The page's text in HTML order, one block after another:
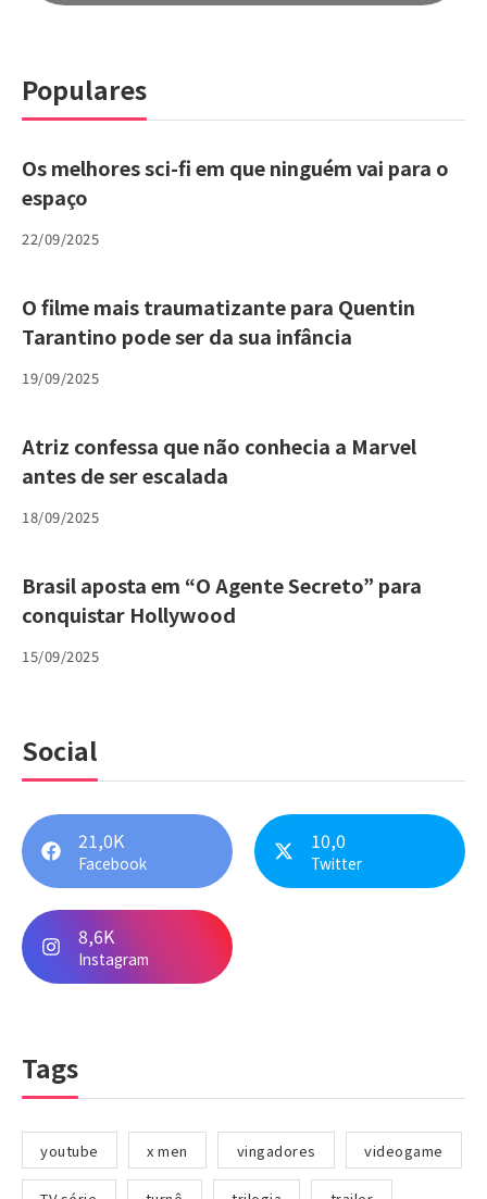
Populares
Os melhores sci-fi em que ninguém vai para o
espaço
22/09/2025
O filme mais traumatizante para Quentin
Tarantino pode ser da sua infância
19/09/2025
Atriz confessa que não conhecia a Marvel
antes de ser escalada
18/09/2025
Brasil aposta em “O Agente Secreto” para
conquistar Hollywood
15/09/2025
Social
21,0K
Facebook
10,0
Twitter
8,6K
Instagram
Tags
youtube x men vingadores videogame